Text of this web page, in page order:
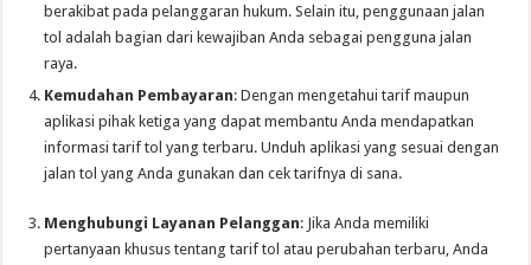
berakibat pada pelanggaran hukum. Selain itu, penggunaan jalan
tol adalah bagian dari kewajiban Anda sebagai pengguna jalan
raya.
Kemudahan Pembayaran: Dengan mengetahui tarif maupun
aplikasi pihak ketiga yang dapat membantu Anda mendapatkan
informasi tarif tol yang terbaru. Unduh aplikasi yang sesuai dengan
jalan tol yang Anda gunakan dan cek tarifnya di sana.
Menghubungi Layanan Pelanggan: Jika Anda memiliki
pertanyaan khusus tentang tarif tol atau perubahan terbaru, Anda